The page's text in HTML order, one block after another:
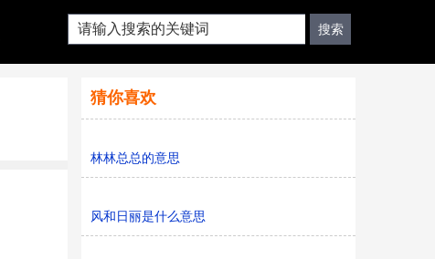
猜你喜欢
林林总总的意思
风和日丽是什么意思